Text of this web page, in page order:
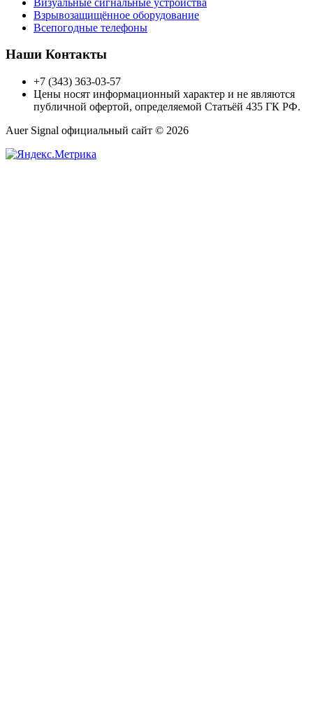
Взрывозащищённое оборудование
Всепогодные телефоны
Наши Контакты
+7 (343) 363-03-57
Цены носят информационный характер и не являются
публичной офертой, определяемой Статьёй 435 ГК РФ.
Auer Signal официальный сайт © 2026